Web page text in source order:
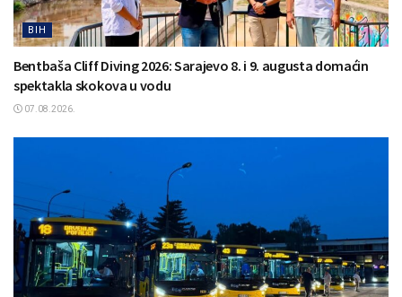
BIH
Bentbaša Cliff Diving 2026: Sarajevo 8. i 9. augusta domaćin
spektakla skokova u vodu
07.08.2026.